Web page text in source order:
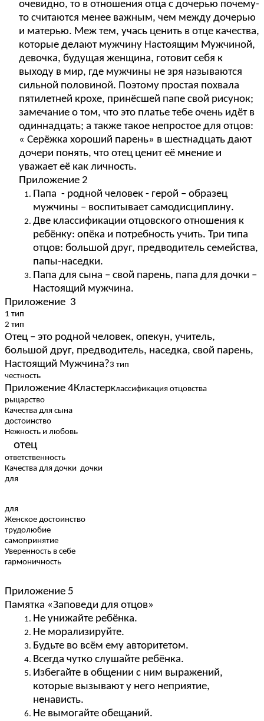
очевидно, то в отношения отца с дочерью почему-
то считаются менее важным, чем между дочерью
и матерью. Меж тем, учась ценить в отце качества,
которые делают мужчину Настоящим Мужчиной,
девочка, будущая женщина, готовит себя к
выходу в мир, где мужчины не зря называются
сильной половиной. Поэтому простая похвала
пятилетней крохе, принёсшей папе свой рисунок;
замечание о том, что это платье тебе очень идёт в
одиннадцать; а также такое непростое для отцов:
« Серёжка хороший парень» в шестнадцать дают
дочери понять, что отец ценит её мнение и
уважает её как личность.
Приложение 2
Папа - родной человек - герой – образец
мужчины – воспитывает самодисциплину.
Две классификации отцовского отношения к
ребёнку: опёка и потребность учить. Три типа
отцов: большой друг, предводитель семейства,
папы-наседки.
Папа для сына – свой парень, папа для дочки –
Настоящий мужчина.
Приложение 3
1 тип
2 тип
Отец – это родной человек, опекун, учитель,
большой друг, предводитель, наседка, свой парень,
Настоящий Мужчина?3 тип
честность
Приложение 4КластерКлассификация отцовства
рыцарство
Качества для сына
достоинство
Нежность и любовь
отец
ответственность
Качества для дочки дочки
для
для
Женское достоинство
трудолюбие
самопринятие
Уверенность в себе
гармоничность
Приложение 5
Памятка «Заповеди для отцов»
Не унижайте ребёнка.
Не морализируйте.
Будьте во всём ему авторитетом.
Всегда чутко слушайте ребёнка.
Избегайте в общении с ним выражений,
которые вызывают у него неприятие,
ненависть.
Не вымогайте обещаний.